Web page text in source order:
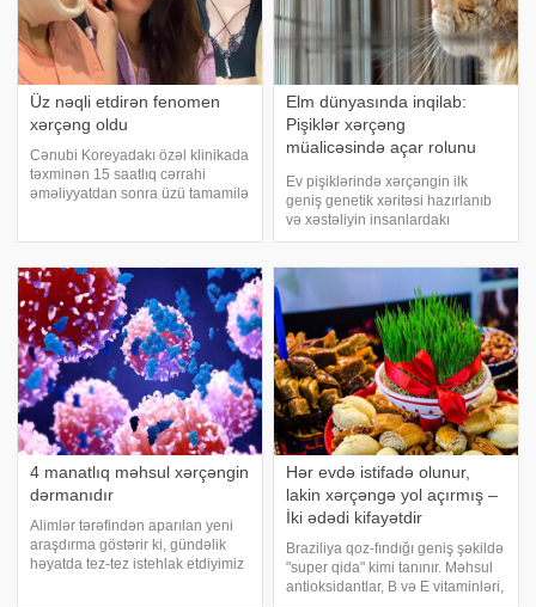
Üz nəqli etdirən fenomen
xərçəng oldu
Cənubi Koreyadakı özəl klinikada
təxminən 15 saatlıq cərrahi
əməliyyatdan sonra üzü tamamilə
təəccübləndirib. Türkiyə
mətbuatına istinadən xəbə
Elm dünyasında inqilab:
Pişiklər xərçəng
müalicəsində açar rolunu
Ev pişiklərində xərçəngin ilk
geniş genetik xəritəsi hazırlanıb
və xəstəliyin insanlardakı
formaları ilə ciddi oxşarlıqlar
məlumatına görə, tədqiqat hər iki
növdə yeni müalicə üsullarının
inkişafın
4 manatlıq məhsul xərçəngin
dərmanıdır
Alimlər tərəfindən aparılan yeni
araşdırma göstərir ki, gündəlik
həyatda tez-tez istehlak etdiyimiz
Hər evdə istifadə olunur,
lakin xərçəngə yol açırmış –
İki ədədi kifayətdir
Braziliya qoz-fındığı geniş şəkildə
"super qida" kimi tanınır. Məhsul
antioksidantlar, B və E vitaminləri,